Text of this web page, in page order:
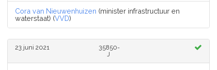
Cora van Nieuwenhuizen (minister infrastructuur en
waterstaat) (VVD)
23 juni 2021
35850-
J